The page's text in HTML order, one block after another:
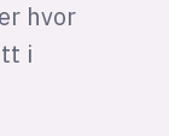
hvor
i